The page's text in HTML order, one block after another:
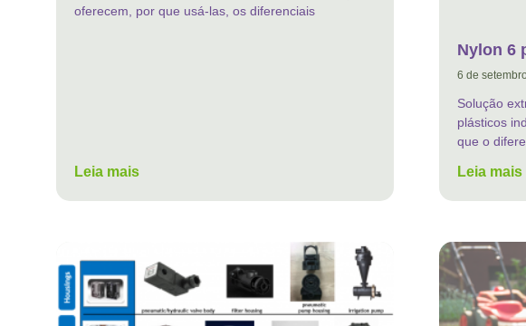
oferecem, por que usá-las, os diferenciais
Leia mais
Nylon 6
6 de
Solução
plásticos
que o
Leia mais